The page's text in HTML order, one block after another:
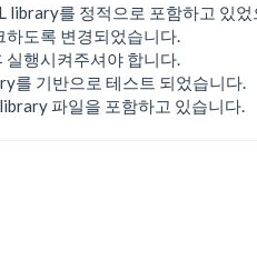
library를 정적으로 포함하고 있었
도록 변경되었습니다.
행시켜주셔야 합니다.
를 기반으로 테스트 되었습니다.
파일을 포함하고 있습니다.